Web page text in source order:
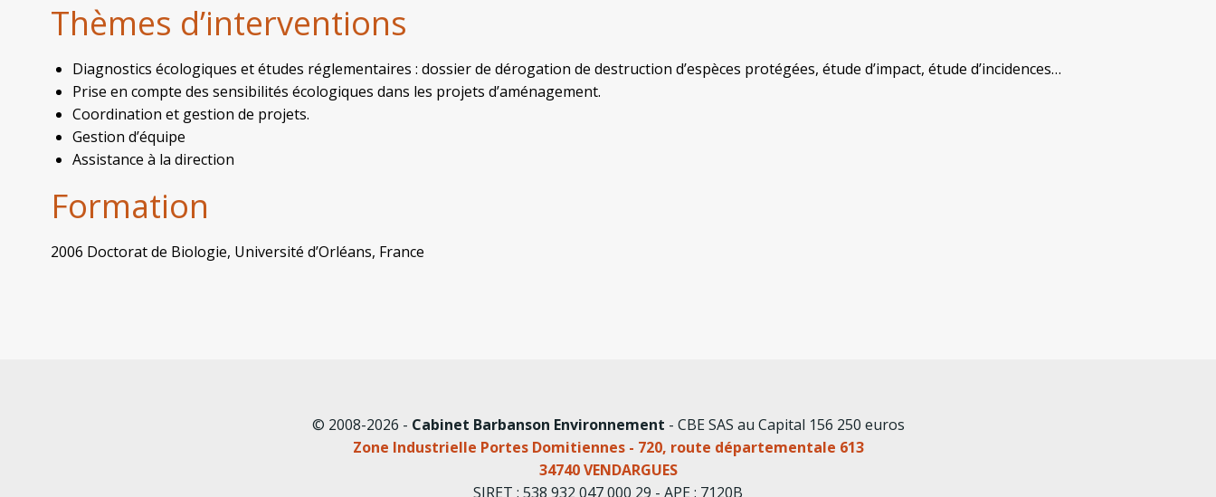
Thèmes d’interventions
Diagnostics écologiques et études réglementaires : dossier de dérogation de destruction d’espèces protégées, étude d’impact, étude d’incidences…
Prise en compte des sensibilités écologiques dans les projets d’aménagement.
Coordination et gestion de projets.
Gestion d’équipe
Assistance à la direction
Formation
2006 Doctorat de Biologie, Université d’Orléans, France
© 2008-2026 - Cabinet Barbanson Environnement - CBE SAS au Capital 156 250 euros
Zone Industrielle Portes Domitiennes - 720, route départementale 613
34740 VENDARGUES
SIRET : 538 932 047 000 29 - APE : 7120B